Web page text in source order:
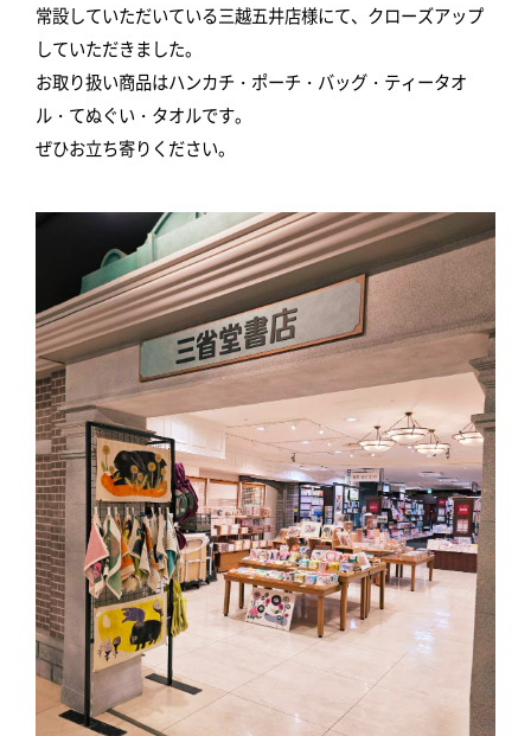
常設していただいている三越五井店様にて、クローズアップ
していただきました。
お取り扱い商品はハンカチ・ポーチ・バッグ・ティータオ
ル・てぬぐい・タオルです。
ぜひお立ち寄りください。